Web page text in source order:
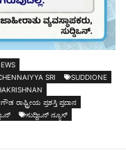
SRI
SUDDIONE
ರಾಷ್ಟ್ರೀಯ ಪ್ರಶಸ್ತಿ ಪ್ರದಾನ
ಸುದ್ದಿಒನ್ ನ್ಯೂಸ್